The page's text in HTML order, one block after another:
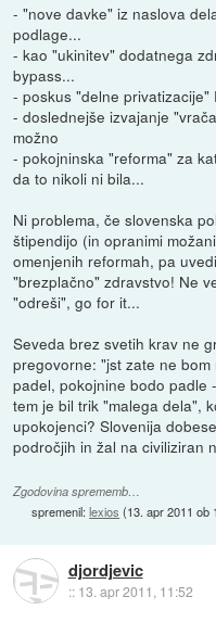
- "nove davke" iz naslova
podlage...
- kao "ukinitev" dodatnega
bypass...
- poskus "delne privatizacije"
- doslednejše izvajanje
možno
- pokojninska "reforma" za
da to nikoli ni bila...
Ni problema, če slovenska
štipendijo (in opranimi
omenjenih reformah, pa
"brezplačno" zdravstvo! Ne
"odreši", go for it...
Seveda brez svetih krav ne
pregovorne: "jst zate ne
padel, pokojnine bodo padle
tem je bil trik "malega dela",
upokojenci? Slovenija
področjih in žal na civiliziran
Zgodovina sprememb…
spremenil:lexios (13. apr 2011 ob
djordjevic
:: 13. apr 2011, 11:52